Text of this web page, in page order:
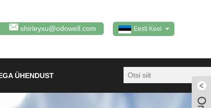
Eesti Keel
shirleyxu@odowell.com
ÜHENDUST